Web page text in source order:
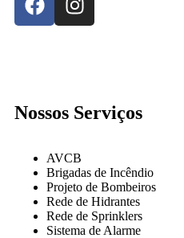
Nossos Serviços
AVCB
Brigadas de Incêndio
Projeto de Bombeiros
Rede de Hidrantes
Rede de Sprinklers
Sistema de Alarme